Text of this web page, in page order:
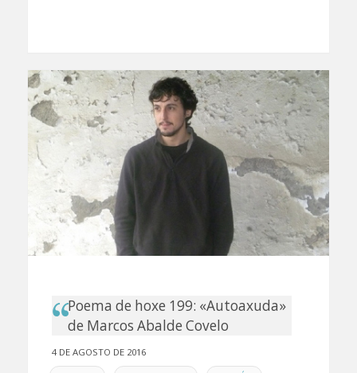
Poema de hoxe 199: «Autoaxuda»
de Marcos Abalde Covelo
4 DE AGOSTO DE 2016